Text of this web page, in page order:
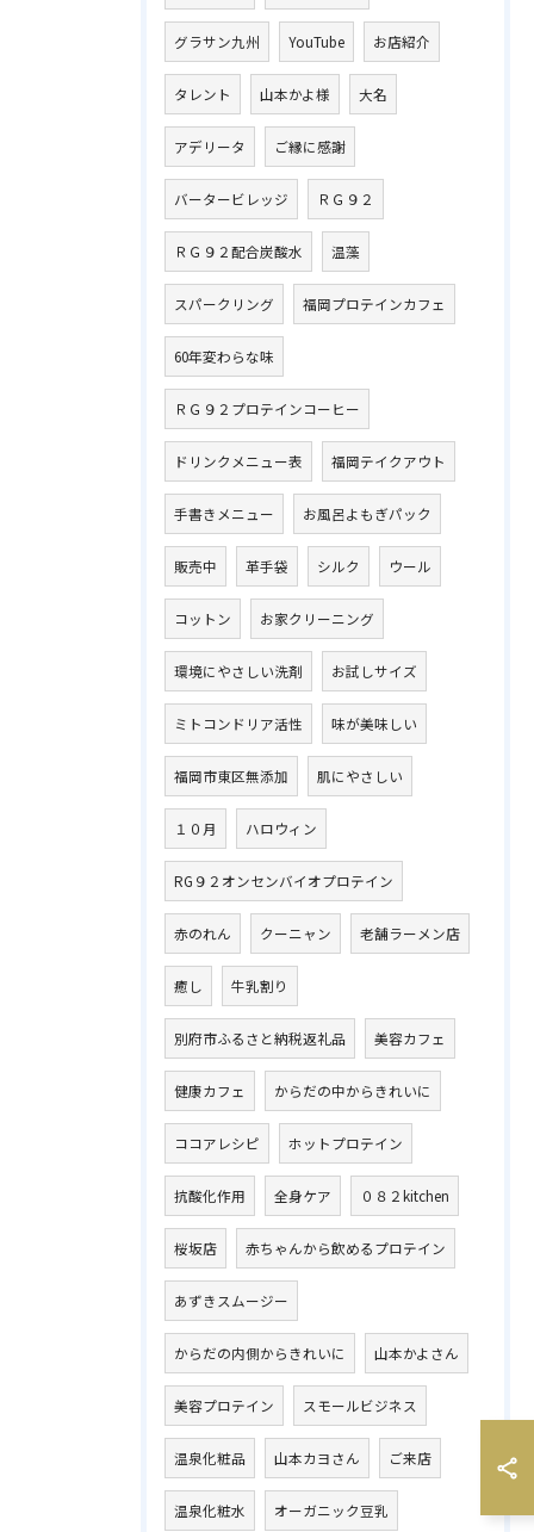
グラサン九州 YouTube お店紹介
タレント 山本かよ様 大名
アデリータ ご縁に感謝
バータービレッジ ＲＧ９２
ＲＧ９２配合炭酸水 温藻
スパークリング 福岡プロテインカフェ
60年変わらな味
ＲＧ９２プロテインコーヒー
ドリンクメニュー表 福岡テイクアウト
手書きメニュー お風呂よもぎパック
販売中 革手袋 シルク ウール
コットン お家クリーニング
環境にやさしい洗剤 お試しサイズ
ミトコンドリア活性 味が美味しい
福岡市東区無添加 肌にやさしい
１０月 ハロウィン
RG９２オンセンバイオプロテイン
赤のれん クーニャン 老舗ラーメン店
癒し 牛乳割り
別府市ふるさと納税返礼品 美容カフェ
健康カフェ からだの中からきれいに
ココアレシピ ホットプロテイン
抗酸化作用 全身ケア ０８２kitchen
桜坂店 赤ちゃんから飲めるプロテイン
あずきスムージー
からだの内側からきれいに 山本かよさん
美容プロテイン スモールビジネス
温泉化粧品 山本カヨさん ご来店
温泉化粧水 オーガニック豆乳